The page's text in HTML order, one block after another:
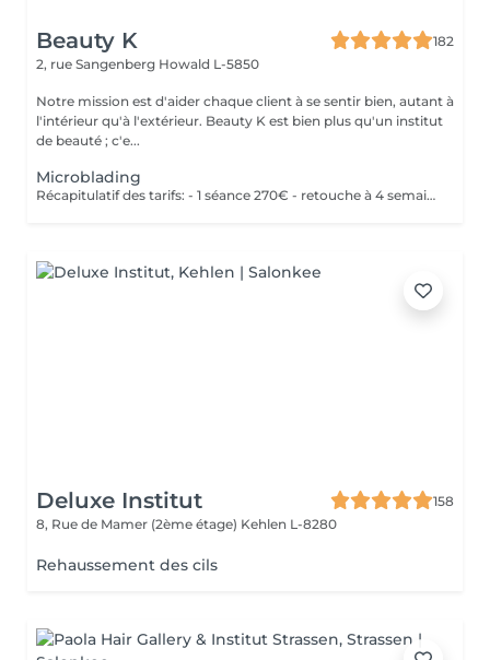
Beauty K
182
2, rue Sangenberg Howald L-5850
Notre mission est d'aider chaque client à se sentir bien, autant à
l'intérieur qu'à l'extérieur. Beauty K est bien plus qu'un institut
de beauté ; c'e...
Microblading
Récapitulatif des tarifs: - 1 séance 270€ - retouche à 4 semaines 50€ - retouche à 1 an 150€ - retouche 2 ans 200€
Deluxe Institut
158
8, Rue de Mamer (2ème étage) Kehlen L-8280
Rehaussement des cils